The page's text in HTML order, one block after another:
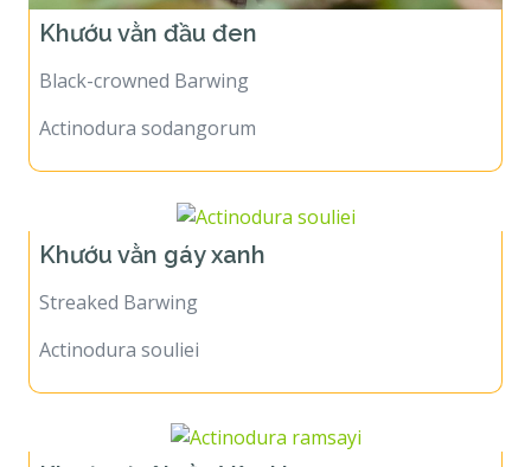
Khướu vằn đầu đen
Black-crowned Barwing
Actinodura sodangorum
Khướu vằn gáy xanh
Streaked Barwing
Actinodura souliei